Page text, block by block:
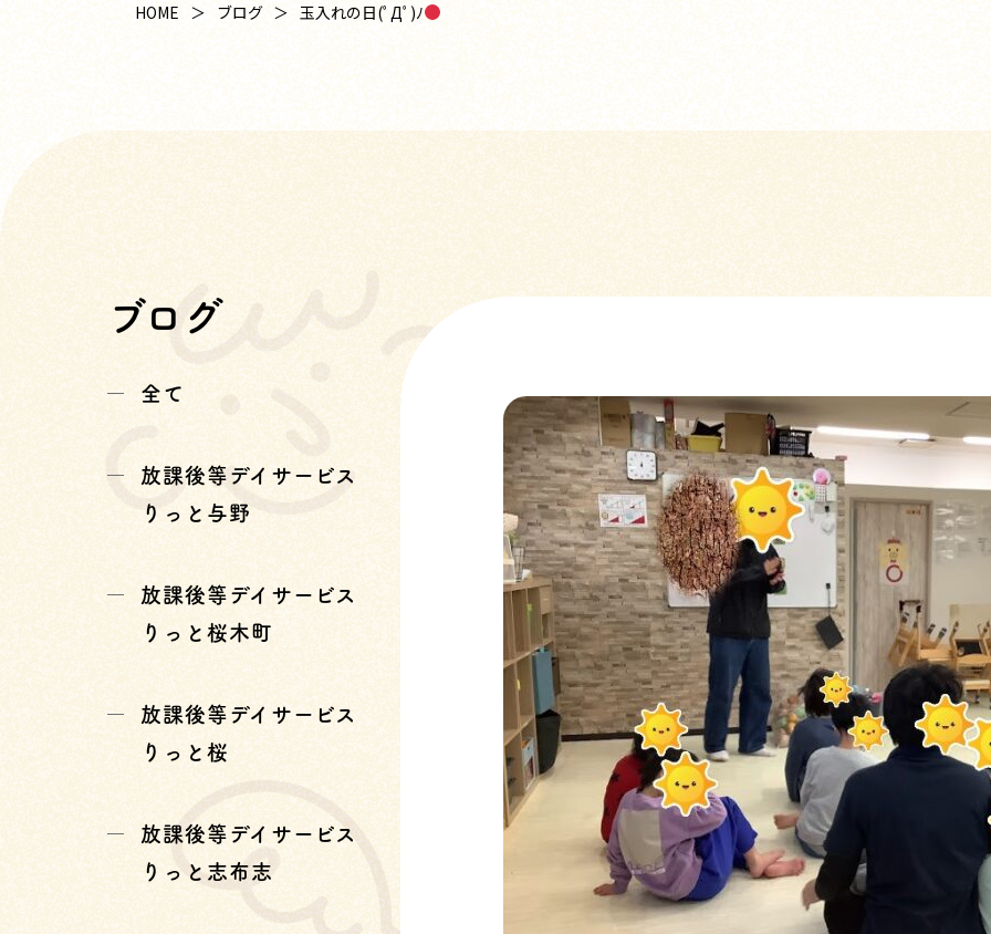
HOME ブログ 玉入れの日(ﾟДﾟ)ﾉ
ブログ
全て
放課後等デイサービス
りっと与野
放課後等デイサービス
りっと桜木町
放課後等デイサービス
りっと桜
放課後等デイサービス
りっと志布志